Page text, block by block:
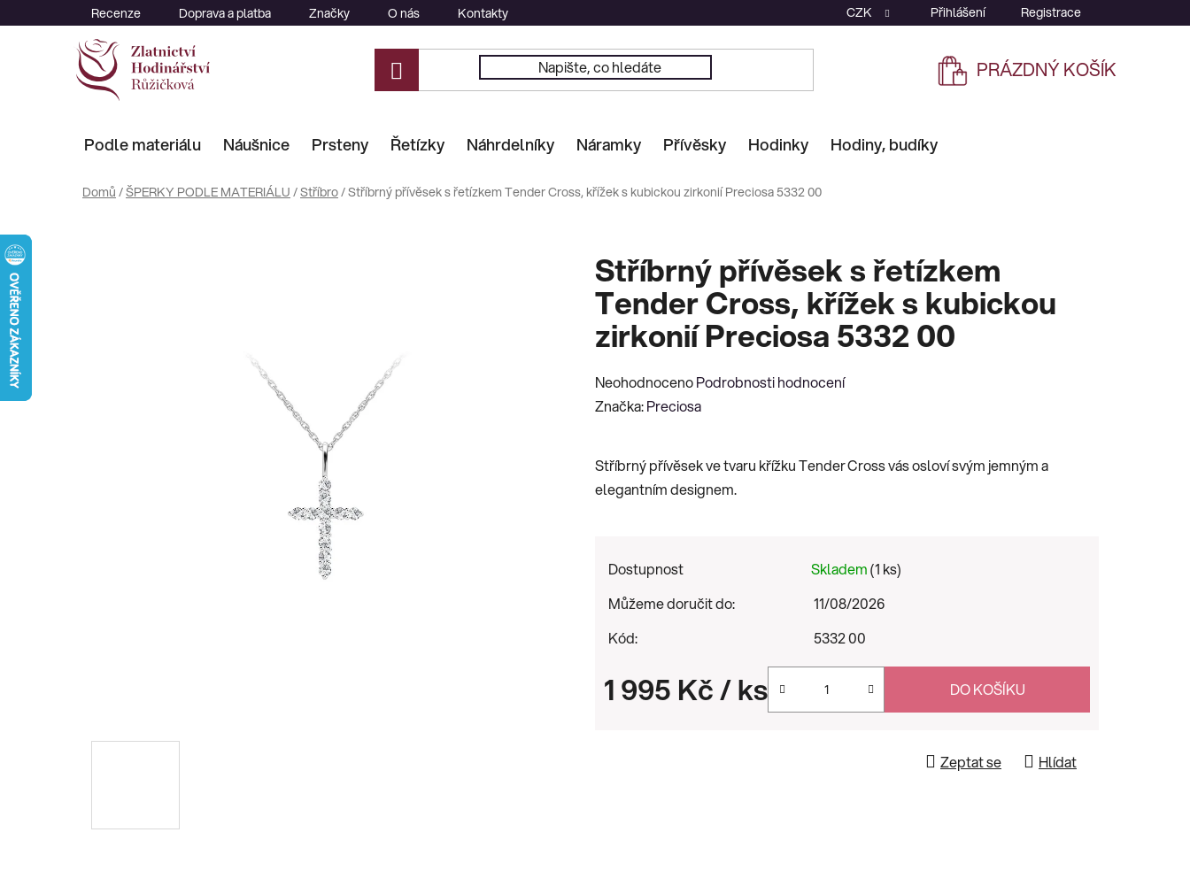
na
Recenze Doprava a platba Značky O nás Kontakty CZK Přihlášení Registrace
NÁKUPNÍ
PRÁZDNÝ KOŠÍK
Podle materiálu Náušnice Prsteny Řetízky Náhrdelníky Náramky Přívěsky Hodinky Hodiny, budíky
Domů /ŠPERKY PODLE MATERIÁLU /Stříbro/Stříbrný přívěsek s řetízkem Tender Cross, křížek s kubickou zirkonií Preciosa 5332 00
Stříbrný přívěsek s řetízkem
Tender Cross, křížek s kubickou
zirkonií Preciosa 5332 00
Průměrné
hodnocení
0,0
z
NeohodnocenoPodrobnosti hodnocení
Značka:Preciosa
Stříbrný přívěsek ve tvaru křížku Tender Cross vás osloví svým jemným a
elegantním designem.
Dostupnost Skladem(1 ks)
Můžeme doručit do:
11/08/2026
Kód:
5332 00
1 995 Kč/ ks DO KOŠÍKU
Zeptat se Hlídat